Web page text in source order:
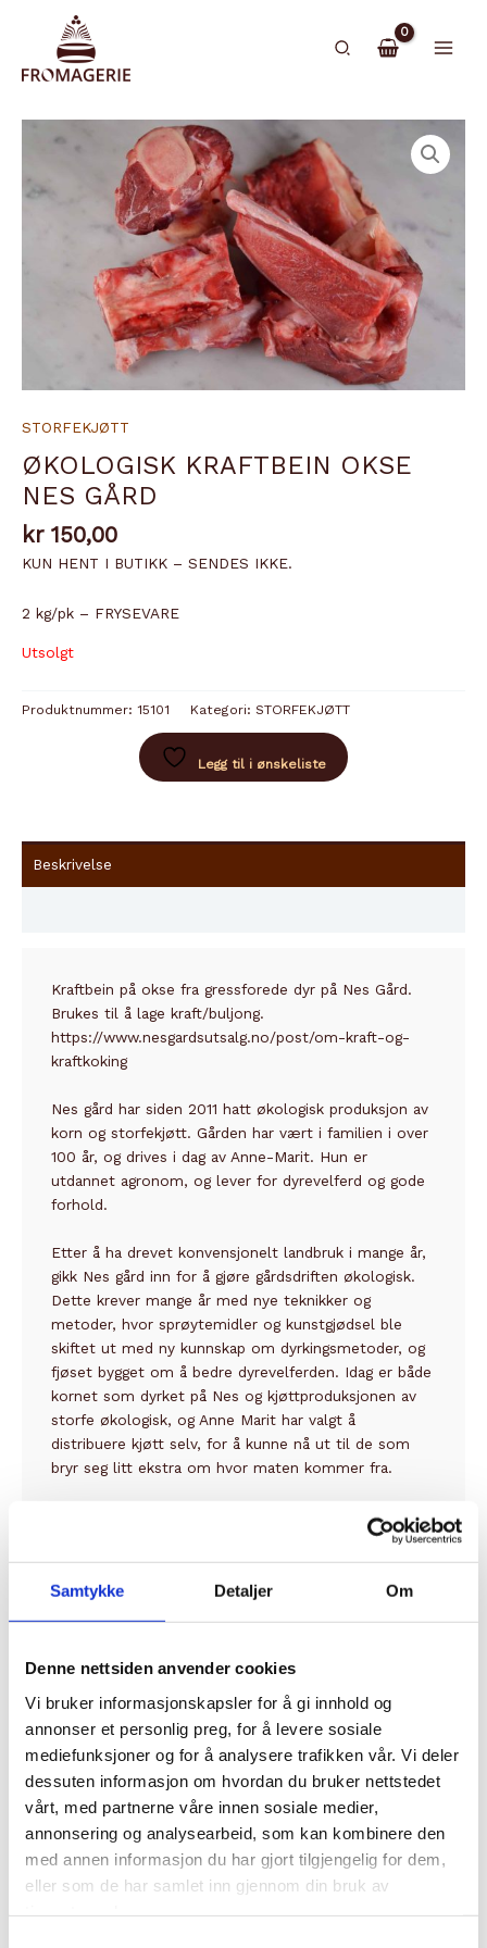
Samtykke Detaljer Om
Denne nettsiden anvender cookies
Vi bruker informasjonskapsler for å gi innhold og
annonser et personlig preg, for å levere sosiale
mediefunksjoner og for å analysere trafikken vår. Vi deler
dessuten informasjon om hvordan du bruker nettstedet
vårt, med partnerne våre innen sosiale medier,
annonsering og analysearbeid, som kan kombinere den
med annen informasjon du har gjort tilgjengelig for dem,
eller som de har samlet inn gjennom din bruk av
innholdet
Søk
STORFEKJØTT
ØKOLOGISK KRAFTBEIN OKSE
NES GÅRD
kr150,00
KUN HENT I BUTIKK – SENDES IKKE.
2 kg/pk – FRYSEVARE
Utsolgt
Produktnummer: 15101 Kategori: STORFEKJØTT
Legg til i ønskeliste
Beskrivelse
Kraftbein på okse fra gressforede dyr på Nes Gård.
Brukes til å lage kraft/buljong.
https://www.nesgardsutsalg.no/post/om-kraft-og-
kraftkoking
Nes gård har siden 2011 hatt økologisk produksjon av
korn og storfekjøtt. Gården har vært i familien i over
100 år, og drives i dag av Anne-Marit. Hun er
utdannet agronom, og lever for dyrevelferd og gode
forhold.
Etter å ha drevet konvensjonelt landbruk i mange år,
gikk Nes gård inn for å gjøre gårdsdriften økologisk.
Dette krever mange år med nye teknikker og
metoder, hvor sprøytemidler og kunstgjødsel ble
skiftet ut med ny kunnskap om dyrkingsmetoder, og
fjøset bygget om å bedre dyrevelferden. Idag er både
kornet som dyrket på Nes og kjøttproduksjonen av
storfe økologisk, og Anne Marit har valgt å
distribuere kjøtt selv, for å kunne nå ut til de som
bryr seg litt ekstra om hvor maten kommer fra.
Kjøttproduksjonen er småskala, og utnytter seg av
områdets terreng, som fungerer godt til dyrehold.
Her kan dyrene kan gå ute store deler av året på
beitene og i skog. Når dyrene kan gå ute på beite
vinteren, er dette som valset havre fra egen gård.
Nes gård leverer både kalvekjøtt og oksekjøtt.
Relaterte produkter